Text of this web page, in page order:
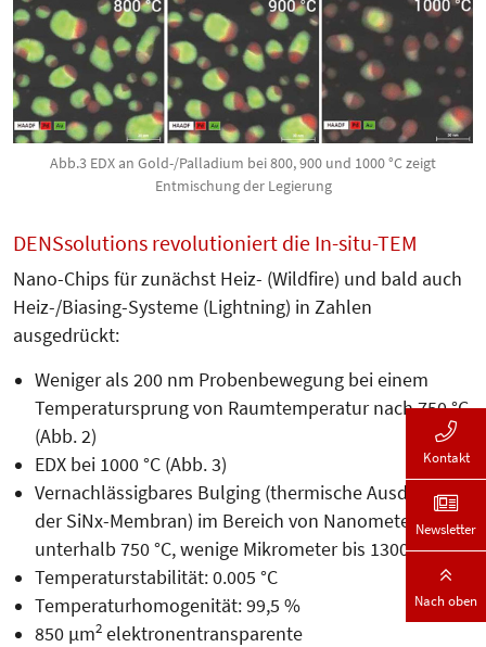
Abb.3 EDX an Gold-/Palladium bei 800, 900 und 1000 °C zeigt
Entmischung der Legierung
DENSsolutions revolutioniert die In-situ-TEM
Nano-Chips für zunächst Heiz- (Wild­­fire) und bald auch
Heiz-/Biasing-Systeme (Lightning) in Zahlen
ausgedrückt:
Weniger als 200 nm Probenbewegung bei einem
Temperatursprung von Raumtemperatur nach 750 °C
(Abb. 2)
EDX bei 1000 °C (Abb. 3)
Vernachlässigbares Bulging (thermische Ausdehnung
der SiNx-Membran) im Bereich von Nanometern
unterhalb 750 °C, wenige Mikrometer bis 1300 °C
Temperaturstabilität: 0.005 °C
Temperaturhomogenität: 99,5 %
850 µm2 elektronentransparente
Kontakt
Newsletter
Nach oben